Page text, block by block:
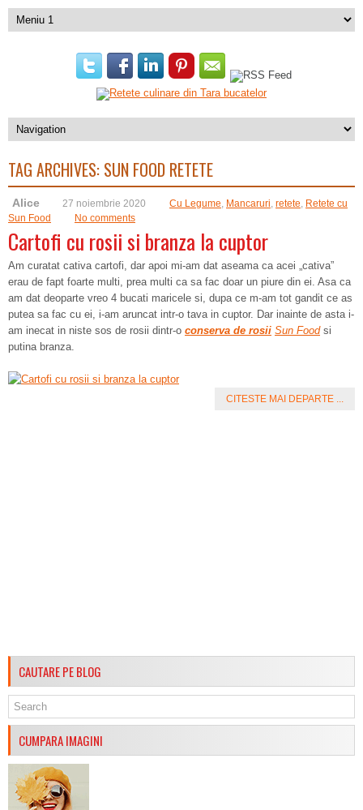
TAG ARCHIVES: SUN FOOD RETETE
Alice 27 noiembrie 2020 Cu Legume, Mancaruri, retete, Retete cu
Sun Food
No comments
Cartofi cu rosii si branza la cuptor
Am curatat cativa cartofi, dar apoi mi-am dat aseama ca acei „cativa”
erau de fapt foarte multi, prea multi ca sa fac doar un piure din ei. Asa ca
am dat deoparte vreo 4 bucati maricele si, dupa ce m-am tot gandit ce as
putea sa fac cu ei, i-am aruncat intr-o tava in cuptor. Dar inainte de asta i-
am inecat in niste sos de rosii dintr-o conserva de rosii Sun Foodsi
putina branza.
CITESTE MAI DEPARTE ...
CAUTARE PE BLOG
CUMPARA IMAGINI